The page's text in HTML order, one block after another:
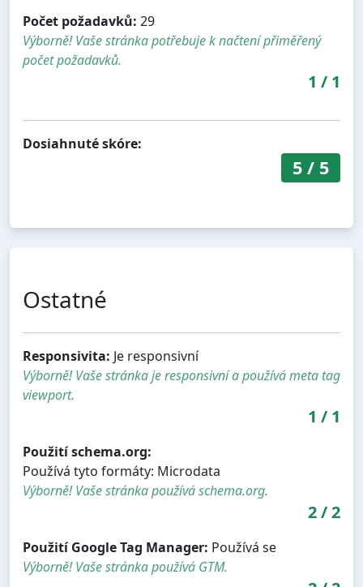
Počet požadavků: 29
Výborně! Vaše stránka potřebuje k načtení přiměřený
počet požadavků.
1 / 1
Dosiahnuté skóre:
5/ 5
Ostatné
Responsivita: Je responsivní
Výborně! Vaše stránka je responsivní a používá meta tag
viewport.
1 / 1
Použití schema.org:
Používá tyto formáty: Microdata
Výborně! Vaše stránka používá schema.org.
2/2
Použití Google Tag Manager: Používá se
Výborně! Vaše stránka používá GTM.